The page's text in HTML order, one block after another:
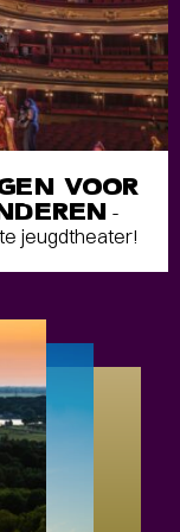
VOOR
-
jeugdtheater!